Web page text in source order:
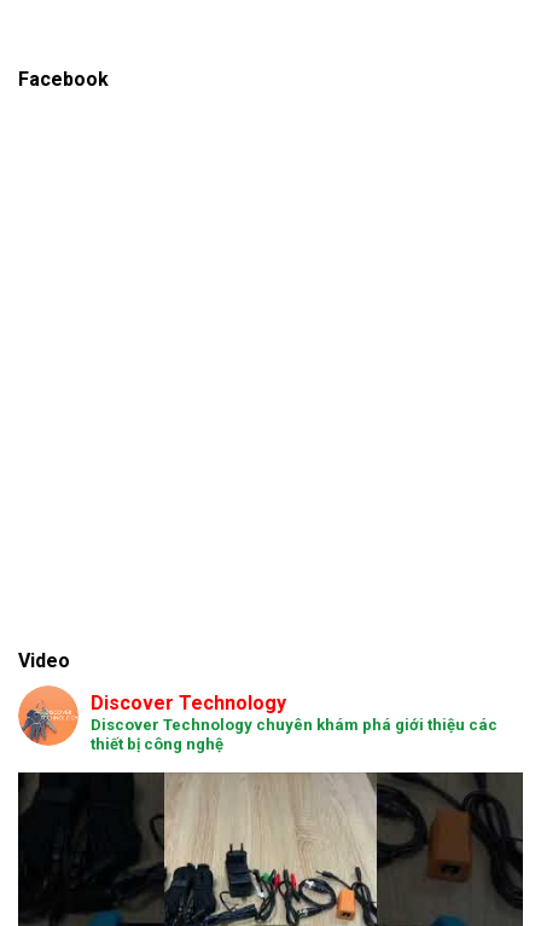
Facebook
Video
Discover Technology
Discover Technology chuyên khám phá giới thiệu các
thiết bị công nghệ